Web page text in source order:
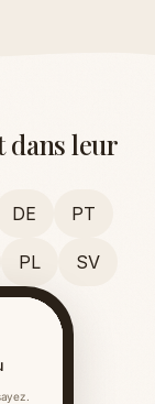
dans leur
DE PT
PL SV